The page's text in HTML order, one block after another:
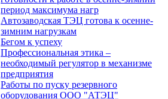
период максимума нагр
Автозаводская ТЭЦ готова к осенне-
зимним нагрузкам
Бегом к успеху
Профессиональная этика –
необходимый регулятор в механизме
предприятия
Работы по пуску резервного
оборудования ООО "АТЭЦ"